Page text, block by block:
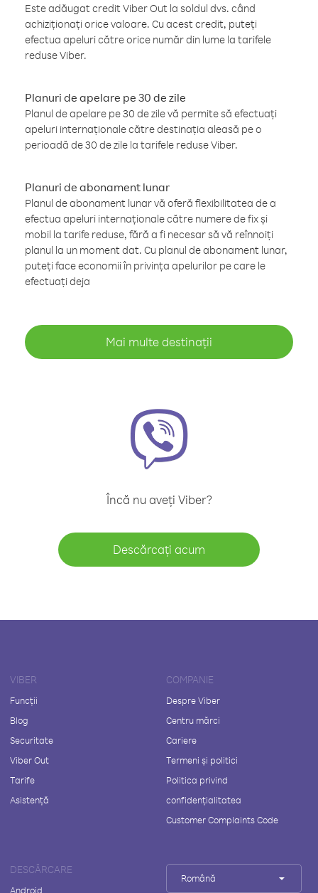
Este adăugat credit Viber Out la soldul dvs. când
achiziționați orice valoare. Cu acest credit, puteți
efectua apeluri către orice număr din lume la tarifele
reduse Viber.
Planuri de apelare pe 30 de zile
Planul de apelare pe 30 de zile vă permite să efectuați
apeluri internaționale către destinația aleasă pe o
perioadă de 30 de zile la tarifele reduse Viber.
Planuri de abonament lunar
Planul de abonament lunar vă oferă flexibilitatea de a
efectua apeluri internaționale către numere de fix și
mobil la tarife reduse, fără a fi necesar să vă reînnoiți
planul la un moment dat. Cu planul de abonament lunar,
puteți face economii în privința apelurilor pe care le
efectuați deja
Mai multe destinații
Încă nu aveți Viber?
Descărcați acum
VIBER
Funcții
Blog
Securitate
Viber Out
Tarife
Asistență
COMPANIE
Despre Viber
Centru mărci
Cariere
Termeni și politici
Politica privind
confidențialitatea
Customer Complaints Code
DESCĂRCARE
Android
Română